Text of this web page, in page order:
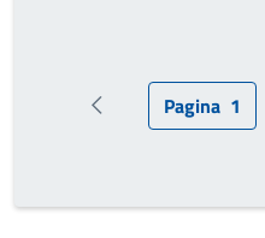
Pagina precedente
Pagina
Pagina 1